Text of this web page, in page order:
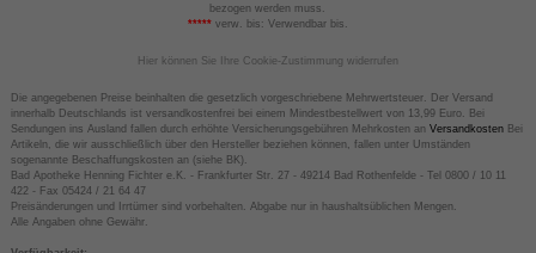
bezogen werden muss.
*****verw. bis: Verwendbar bis.
Hier können Sie Ihre Cookie-Zustimmung widerrufen
Die angegebenen Preise beinhalten die gesetzlich vorgeschriebene Mehrwertsteuer. Der Versand
innerhalb Deutschlands ist versandkostenfrei bei einem Mindestbestellwert von 13,99 Euro. Bei
Sendungen ins Ausland fallen durch erhöhte Versicherungsgebühren Mehrkosten an VersandkostenBei
Artikeln, die wir ausschließlich über den Hersteller beziehen können, fallen unter Umständen
sogenannte Beschaffungskosten an (siehe BK).
Bad Apotheke Henning Fichter e.K. - Frankfurter Str. 27 - 49214 Bad Rothenfelde - Tel 0800 / 10 11
422 - Fax 05424 / 21 64 47
Preisänderungen und Irrtümer sind vorbehalten. Abgabe nur in haushaltsüblichen Mengen.
Alle Angaben ohne Gewähr.